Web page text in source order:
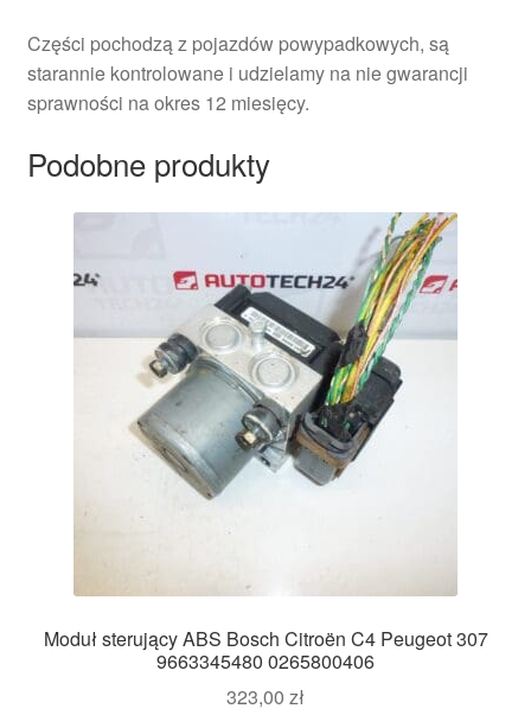
Części pochodzą z pojazdów powypadkowych, są
starannie kontrolowane i udzielamy na nie gwarancji
sprawności na okres 12 miesięcy.
Podobne produkty
Moduł sterujący ABS Bosch Citroën C4 Peugeot 307
9663345480 0265800406
323,00 zł